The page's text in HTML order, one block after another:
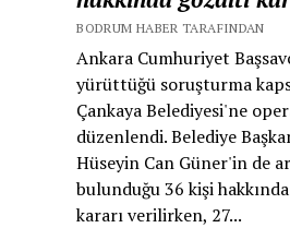
BODRUM HABER TARAFINDAN
Ankara Cumhuriyet
yürüttüğü soruşturma
Çankaya Belediyesi'ne
düzenlendi. Belediye
Hüseyin Can Güner'in de
bulunduğu 36 kişi
kararı verilirken, 27...